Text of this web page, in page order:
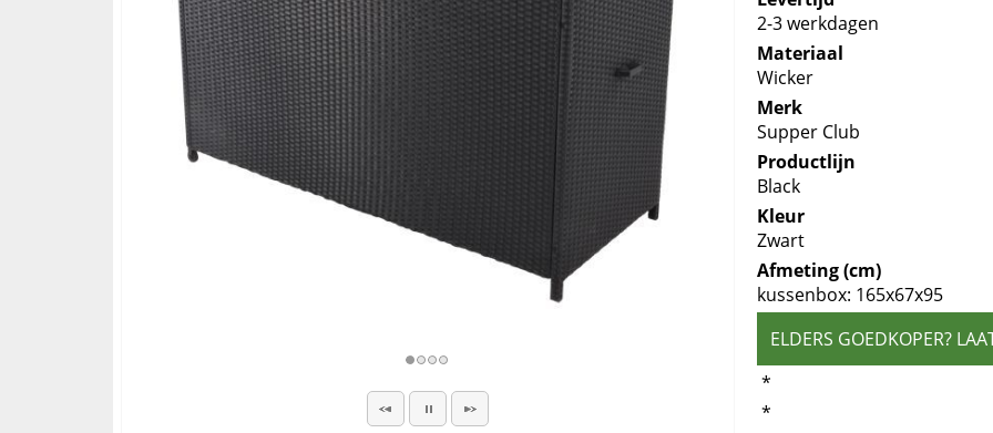
2-3 werkdagen
Materiaal
Wicker
Merk
Supper Club
Productlijn
Black
Kleur
Zwart
Afmeting (cm)
kussenbox: 165x67x95
ELDERS GOEDKOPER?
*
*